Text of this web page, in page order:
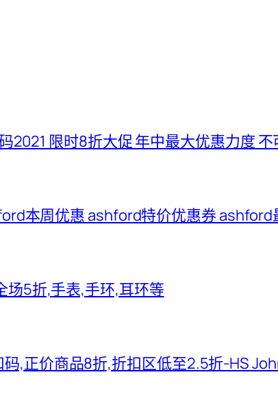
2021 限时8折大促 年中最大优惠力度 不
本周优惠 ashford特价优惠券 ashford
5折,手表,手环,耳环等
,正价商品8折,折扣区低至2.5折-HS